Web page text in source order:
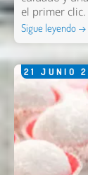
el primer clic.
Sigue leyendo →
21 JUNIO